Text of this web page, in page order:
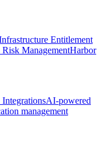
Entitlement
Risk ManagementHarbor
AI-powered
management